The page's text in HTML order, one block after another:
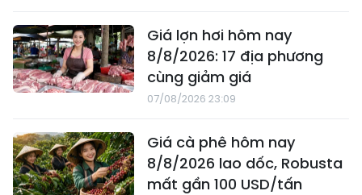
Giá lợn hơi hôm nay
8/8/2026: 17 địa phương
cùng giảm giá
07/08/2026 23:09
Giá cà phê hôm nay
8/8/2026 lao dốc, Robusta
mất gần 100 USD/tấn